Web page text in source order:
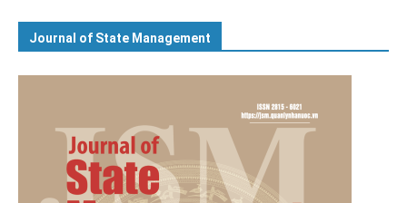
Journal of State Management